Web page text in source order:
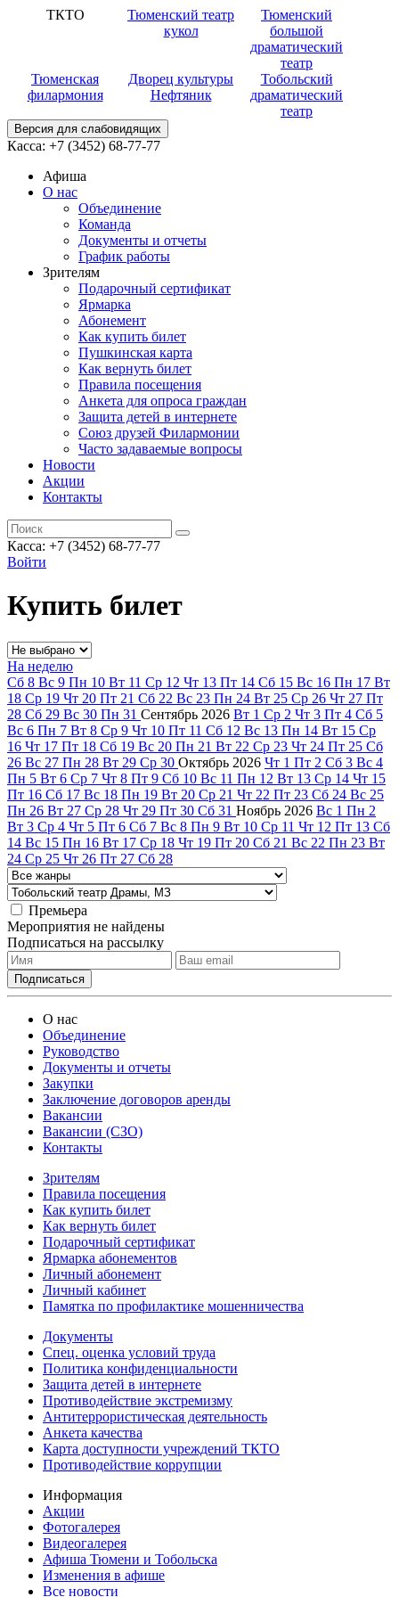
ТКТО
Тюменский театр
кукол
Тюменский
большой
драматический
театр
Тюменская
филармония
Дворец культуры
Нефтяник
Тобольский
драматический
театр
Версия для слабовидящих
Касса: +7 (3452) 68-77-77
Афиша
О нас
Объединение
Команда
Документы и отчеты
График работы
Зрителям
Подарочный сертификат
Ярмарка
Абонемент
Как купить билет
Пушкинская карта
Как вернуть билет
Правила посещения
Анкета для опроса граждан
Защита детей в интернете
Союз друзей Филармонии
Часто задаваемые вопросы
Новости
Акции
Контакты
Касса: +7 (3452) 68-77-77
Войти
Купить билет
На неделю
Сб 8 Вс 9 Пн 10 Вт 11 Ср 12 Чт 13 Пт 14 Сб 15 Вс 16 Пн 17 Вт
18 Ср 19 Чт 20 Пт 21 Сб 22 Вс 23 Пн 24 Вт 25 Ср 26 Чт 27 Пт
28 Сб 29 Вс 30 Пн 31 Сентябрь 2026 Вт 1 Ср 2 Чт 3 Пт 4 Сб 5
Вс 6 Пн 7 Вт 8 Ср 9 Чт 10 Пт 11 Сб 12 Вс 13 Пн 14 Вт 15 Ср
16 Чт 17 Пт 18 Сб 19 Вс 20 Пн 21 Вт 22 Ср 23 Чт 24 Пт 25 Сб
26 Вс 27 Пн 28 Вт 29 Ср 30 Октябрь 2026 Чт 1 Пт 2 Сб 3 Вс 4
Пн 5 Вт 6 Ср 7 Чт 8 Пт 9 Сб 10 Вс 11 Пн 12 Вт 13 Ср 14 Чт 15
Пт 16 Сб 17 Вс 18 Пн 19 Вт 20 Ср 21 Чт 22 Пт 23 Сб 24 Вс 25
Пн 26 Вт 27 Ср 28 Чт 29 Пт 30 Сб 31 Ноябрь 2026 Вс 1 Пн 2
Вт 3 Ср 4 Чт 5 Пт 6 Сб 7 Вс 8 Пн 9 Вт 10 Ср 11 Чт 12 Пт 13 Сб
14 Вс 15 Пн 16 Вт 17 Ср 18 Чт 19 Пт 20 Сб 21 Вс 22 Пн 23 Вт
24 Ср 25 Чт 26 Пт 27 Сб 28
Премьера
Мероприятия не найдены
Подписаться на рассылку
О нас
Объединение
Руководство
Документы и отчеты
Закупки
Заключение договоров аренды
Вакансии
Вакансии (СЗО)
Контакты
Зрителям
Правила посещения
Как купить билет
Как вернуть билет
Подарочный сертификат
Ярмарка абонементов
Личный абонемент
Личный кабинет
Памятка по профилактике мошенничества
Документы
Спец. оценка условий труда
Политика конфиденциальности
Защита детей в интернете
Противодействие экстремизму
Антитеррористическая деятельность
Анкета качества
Карта доступности учреждений ТКТО
Противодействие коррупции
Информация
Акции
Фотогалерея
Видеогалерея
Афиша Тюмени и Тобольска
Изменения в афише
Все новости